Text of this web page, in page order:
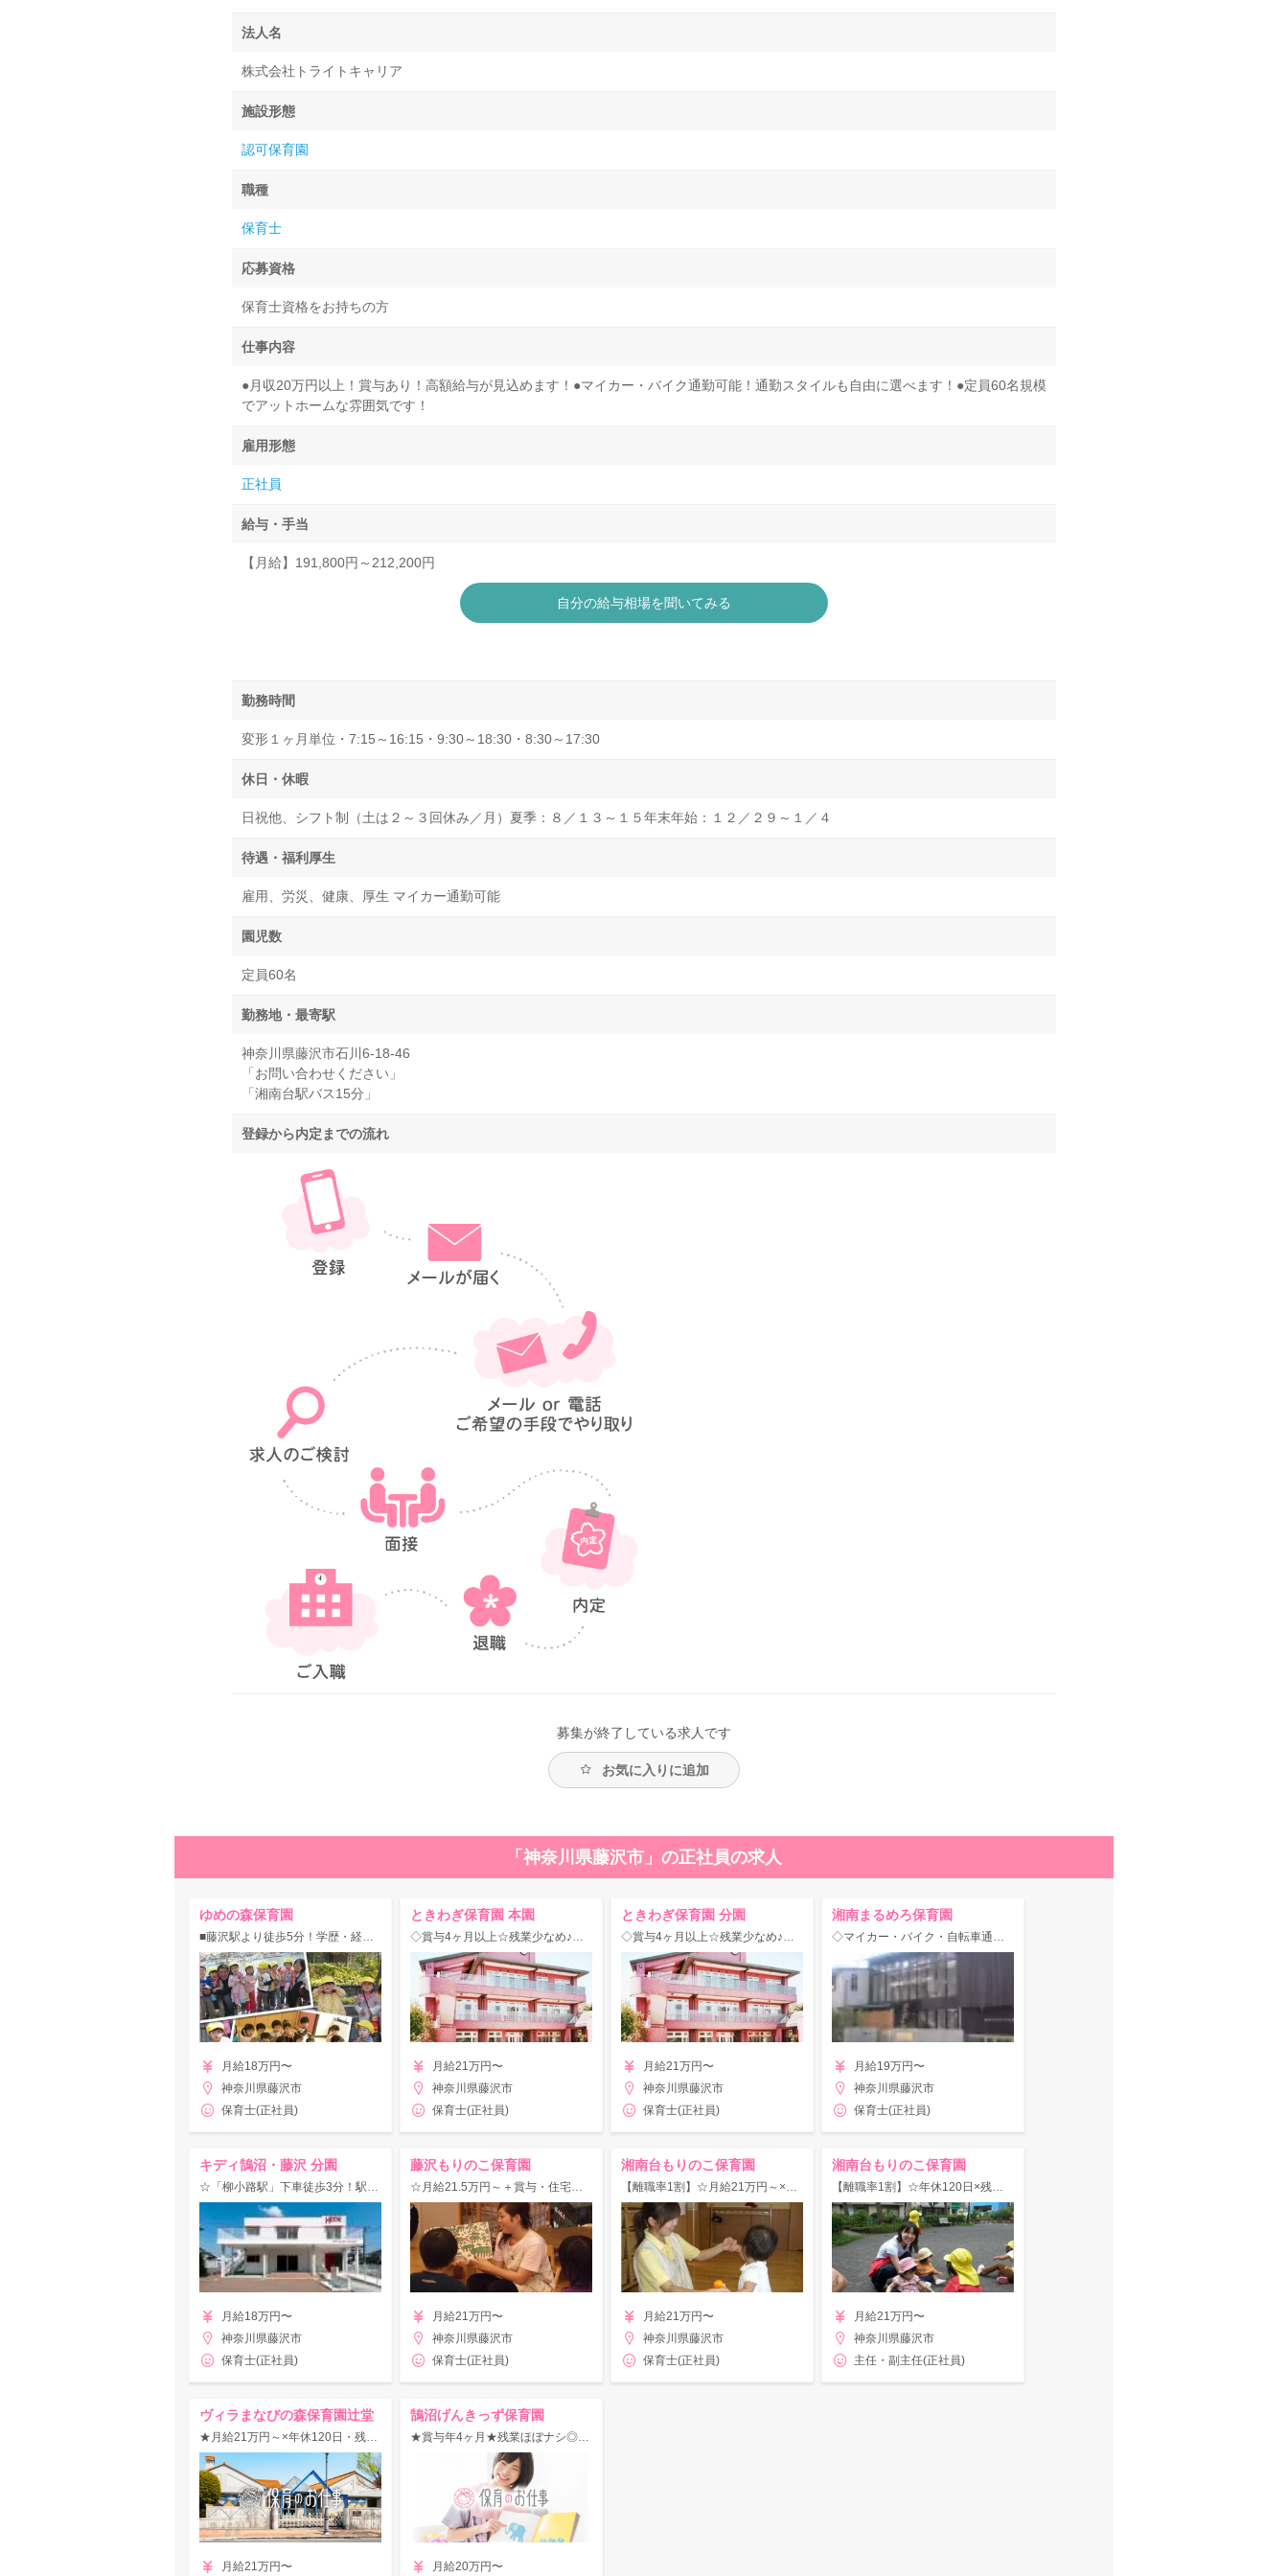
法人名
株式会社トライトキャリア
施設形態
認可保育園
職種
保育士
応募資格
保育士資格をお持ちの方
仕事内容
●月収20万円以上！賞与あり！高額給与が見込めます！●マイカー・バイク通勤可能！通勤スタイルも自由に選べます！●定員60名規模
でアットホームな雰囲気です！
雇用形態
正社員
給与・手当
【月給】191,800円～212,200円
自分の給与相場を聞いてみる
勤務時間
変形１ヶ月単位・7:15～16:15・9:30～18:30・8:30～17:30
休日・休暇
日祝他、シフト制（土は２～３回休み／月）夏季：８／１３～１５年末年始：１２／２９～１／４
待遇・福利厚生
雇用、労災、健康、厚生 マイカー通勤可能
園児数
定員60名
勤務地・最寄駅
神奈川県藤沢市石川6-18-46
「お問い合わせください」
「湘南台駅バス15分」
登録から内定までの流れ
募集が終了している求人です
お気に入りに追加
「神奈川県藤沢市」の正社員の求人
ゆめの森保育園
■藤沢駅より徒歩5分！学歴・経験不問！【お祝い金あり】家庭的な雰囲気の認可園☆
月給18万円〜
神奈川県藤沢市
保育士(正社員)
ときわぎ保育園 本園
◇賞与4ヶ月以上☆残業少なめ♪未経験・ブランク歓迎◎湘南台駅/定員75名の乳児さん専門保育園♪
月給21万円〜
神奈川県藤沢市
保育士(正社員)
ときわぎ保育園 分園
◇賞与4ヶ月以上☆残業少なめ♪未経験・ブランク歓迎◎湘南台駅/定員75名の3～5歳児専門保育園♪
月給21万円〜
神奈川県藤沢市
保育士(正社員)
湘南まるめろ保育園
◇マイカー・バイク・自転車通勤OK◎【賞与3.5ヶ月実績】キレイな保育園♪
月給19万円〜
神奈川県藤沢市
保育士(正社員)
キディ鵠沼・藤沢 分園
☆「柳小路駅」下車徒歩3分！駅チカ＆少人数制認可保育園！
月給18万円〜
神奈川県藤沢市
保育士(正社員)
藤沢もりのこ保育園
☆月給21.5万円～＋賞与・住宅支援あり☆【年休120日×残業少】福利厚生充実◎
月給21万円〜
神奈川県藤沢市
保育士(正社員)
湘南台もりのこ保育園
【離職率1割】☆月給21万円～×年休120日☆社宅制度など福利厚生も充実！
月給21万円〜
神奈川県藤沢市
保育士(正社員)
湘南台もりのこ保育園
【離職率1割】☆年休120日×残業少☆借り上げ社宅など手厚い福利厚生の主任求人！
月給21万円〜
神奈川県藤沢市
主任・副主任(正社員)
ヴィラまなびの森保育園辻堂
★月給21万円～×年休120日・残業少★社宅・保育所など嬉しい福利厚生多数♪
月給21万円〜
鵠沼げんきっず保育園
★賞与年4ヶ月★残業ほぼナシ◎複数担任制で安心スタート♪新卒・未経験OK！
月給20万円〜